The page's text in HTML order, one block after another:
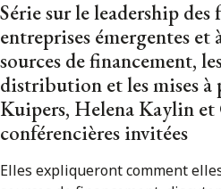
Série sur le leadership des
entreprises émergentes et
sources de financement,
distribution et les mises à
Kuipers, Helena Kaylin
conférencières invitées
Elles expliqueront comment